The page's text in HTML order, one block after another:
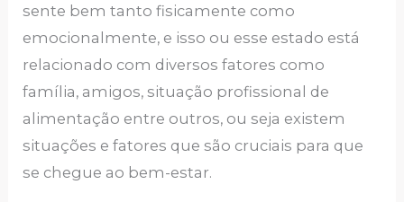
sente bem tanto fisicamente como
emocionalmente, e isso ou esse estado está
relacionado com diversos fatores como
família, amigos, situação profissional de
alimentação entre outros, ou seja existem
situações e fatores que são cruciais para que
se chegue ao bem-estar.